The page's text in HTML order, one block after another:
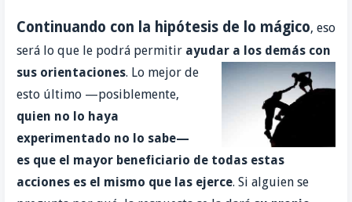
Continuando con la hipótesis de lo mágico, eso
será lo que le podrá permitir ayudar a los demás con
sus orientaciones. Lo mejor de
esto último —posiblemente,
quien no lo haya
experimentado no lo sabe—
es que el mayor beneficiario de todas estas
acciones es el mismo que las ejerce. Si alguien se